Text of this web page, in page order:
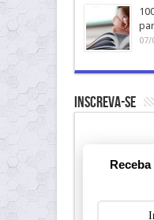
07/
Inscreva-se